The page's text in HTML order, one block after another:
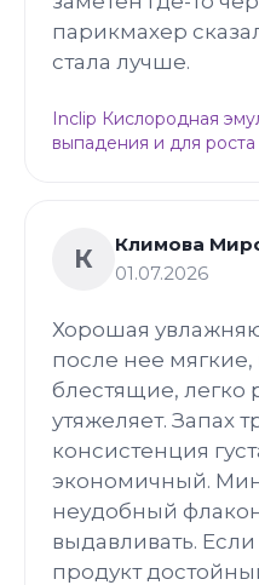
парикмахер
стала лучше.
Inclip Кислородная
выпадения и для роста
К
Климова
01.07.2026
Хорошая
после нее мягкие,
блестящие, легко
утяжеляет. Запах
консистенция
экономичный.
неудобный
выдавливать. Если
продукт